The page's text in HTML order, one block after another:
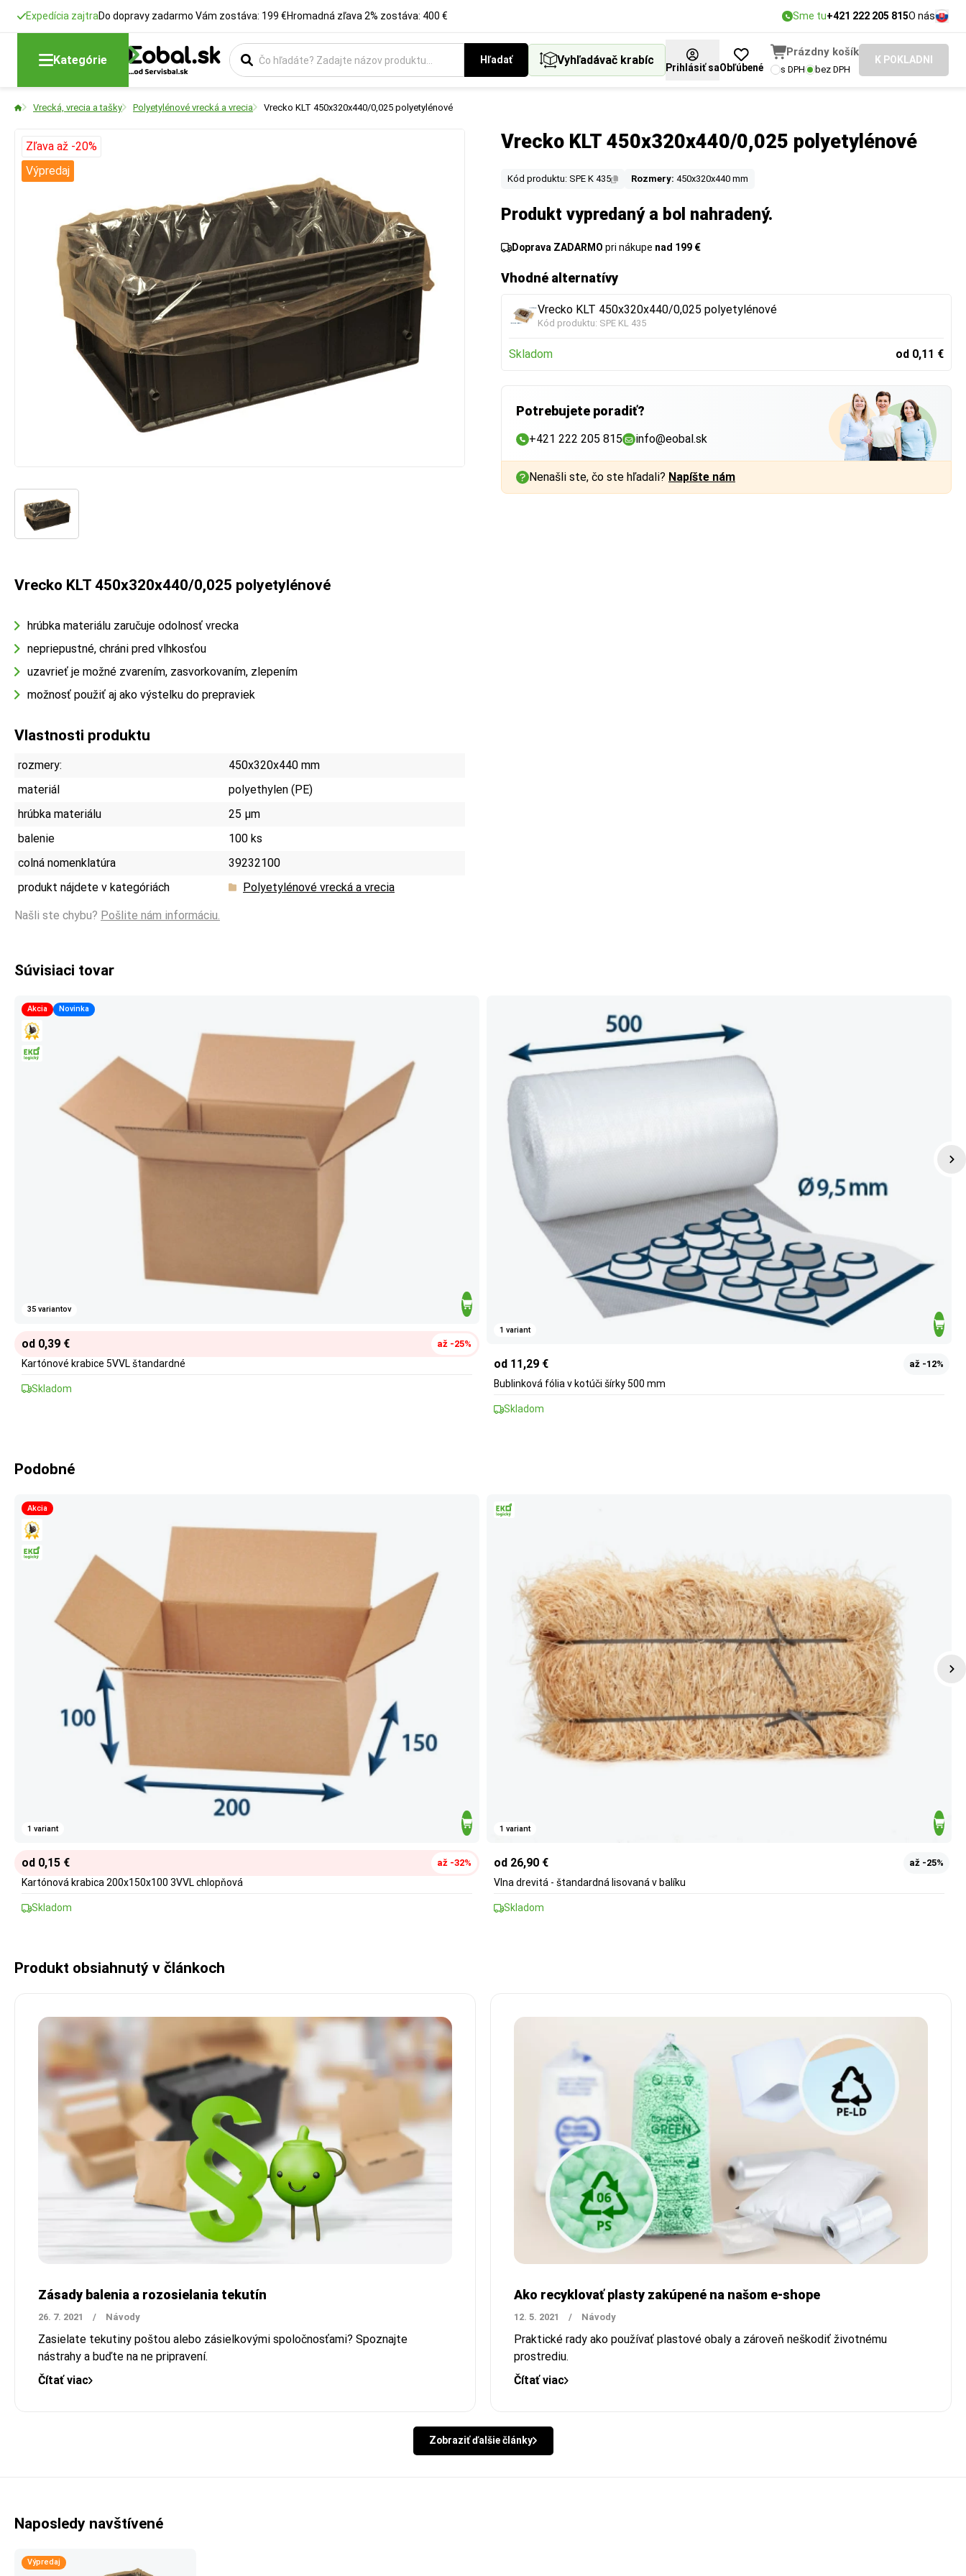
Expedícia zajtraDo dopravy zadarmo Vám zostáva: 199 €Hromadná zľava 2% zostáva: 400 € Sme tu+421 222 205 815O nás
Kategórie Hľadať Vyhľadávač krabíc
Prihlásiť saObľúbené
Prázdny košík
s DPH bez DPH
K POKLADNI
Vrecká, vrecia a tašky Polyetylénové vrecká a vrecia Vrecko KLT 450x320x440/0,025 polyetylénové
Vrecko KLT 450x320x440/0,025 polyetylénové
Kód produktu: SPE K 435 Rozmery: 450x320x440 mm
Produkt vypredaný a bol nahradený.
Doprava ZADARMO pri nákupe nad 199 €
Vhodné alternatívy
Vrecko KLT 450x320x440/0,025 polyetylénové
Kód produktu: SPE KL 435
Skladom od 0,11 €
Potrebujete poradiť?
+421 222 205 815 info@eobal.sk
Nenašli ste, čo ste hľadali? Napíšte nám
Zľava až -20%
Výpredaj
Vrecko KLT 450x320x440/0,025 polyetylénové
hrúbka materiálu zaručuje odolnosť vrecka
nepriepustné, chráni pred vlhkosťou
uzavrieť je možné zvarením, zasvorkovaním, zlepením
možnosť použiť aj ako výstelku do prepraviek
Vlastnosti produktu
rozmery:
450x320x440 mm
materiál
polyethylen (PE)
hrúbka materiálu
25 µm
balenie
100 ks
colná nomenklatúra
39232100
produkt nájdete v kategóriách
Polyetylénové vrecká a vrecia
Našli ste chybu? Pošlite nám informáciu.
Súvisiaci tovar
Akcia Novinka
35 variantov
od 0,39 € až -25%
Kartónové krabice 5VVL štandardné
Skladom
1 variant
od 11,29 € až -12%
Bublinková fólia v kotúči šírky 500 mm
Skladom
Podobné
Akcia
1 variant
od 0,15 € až -32%
Kartónová krabica 200x150x100 3VVL chlopňová
Skladom
1 variant
od 26,90 € až -25%
Vlna drevitá - štandardná lisovaná v balíku
Skladom
Produkt obsiahnutý v článkoch
Zásady balenia a rozosielania tekutín
26. 7. 2021 / Návody
Zasielate tekutiny poštou alebo zásielkovými spoločnosťami? Spoznajte
nástrahy a buďte na ne pripravení.
Čítať viac
Ako recyklovať plasty zakúpené na našom e-shope
12. 5. 2021 / Návody
Praktické rady ako používať plastové obaly a zároveň neškodiť životnému
prostrediu.
Čítať viac
Zobraziť ďalšie články
Naposledy navštívené
Výpredaj